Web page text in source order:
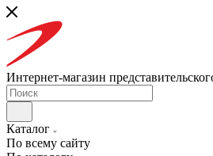
Интернет-магазин
Каталог
По всему сайту